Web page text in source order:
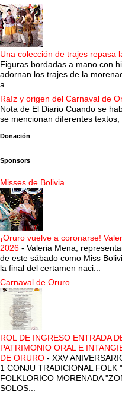
Una colección de trajes repasa
Figuras bordadas a mano con
adornan los trajes de la
a...
Raíz y origen del Carnaval de
Nota de El Diario Cuando se
se mencionan diferentes textos,
Donación
Sponsors
Misses de Bolivia
¡Oruro vuelve a coronarse!
2026 - Valeria Mena,
de este sábado como Miss
la final del certamen naci...
Carnaval de Oruro
ROL DE INGRESO ENTRADA
PATRIMONIO ORAL E
DE ORURO - XXV
1 CONJU TRADICIONAL FOLK
FOLKLORICO MORENADA
SOLOS...